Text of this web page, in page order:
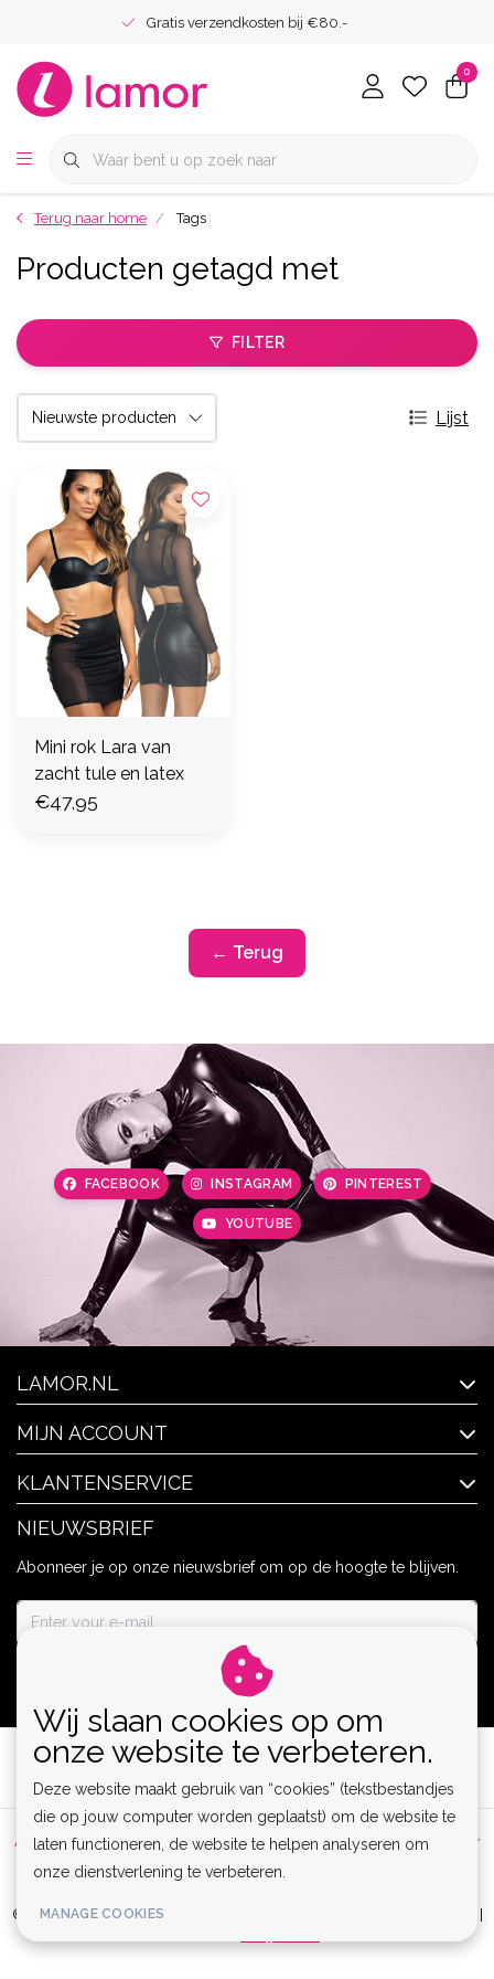
Gratis verzendkosten bij €80.-
0
Terug naar home Tags
Producten getagd met
FILTER
Lijst
Mini rok Lara van
zacht tule en latex
€47,95
← Terug
FACEBOOK INSTAGRAM PINTEREST
YOUTUBE
LAMOR.NL
MIJN ACCOUNT
KLANTENSERVICE
NIEUWSBRIEF
Abonneer je op onze nieuwsbrief om op de hoogte te blijven.
Algemene voorwaarden | Privacy Policy | Sitemap |
Disclaimer
RSS Feed
© Copyright 2026 - Lamor | Clubwear, Lingerie & Kinky Fashion XS-6XL |
Wij slaan cookies op om
onze website te verbeteren.
Deze website maakt gebruik van “cookies” (tekstbestandjes
die op jouw computer worden geplaatst) om de website te
laten functioneren, de website te helpen analyseren om
onze dienstverlening te verbeteren.
MANAGE COOKIES